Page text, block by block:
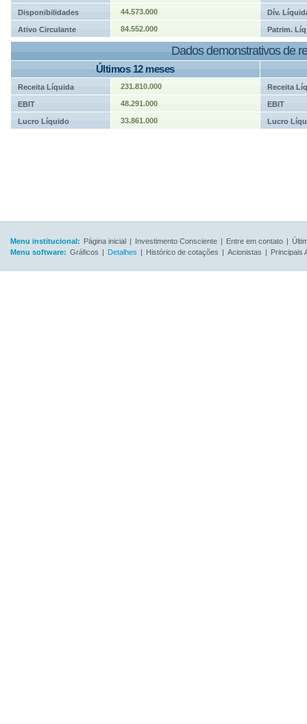
Disponibilidades 44.573.000 Dív.
Ativo Circulante 84.552.000 Patrim. Líq
Dados demonstrativos de
Últimos 12 meses
Receita Líquida 231.810.000 Receita
EBIT 48.291.000 EBIT
Lucro Líquido 33.861.000 Lucro
Menu institucional: Página inicial | Investimento Consciente | Entre em contato |
Menu software: Gráficos | Detalhes | Histórico de cotações | Acionistas | Principais